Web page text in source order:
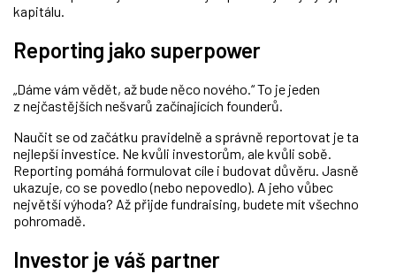
kapitálu.
Reporting jako superpower
„Dáme vám vědět, až bude něco nového.“ To je jeden
z nejčastějších nešvarů začínajících founderů.
Naučit se od začátku pravidelně a správně reportovat je ta
nejlepší investice. Ne kvůli investorům, ale kvůli sobě.
Reporting pomáhá formulovat cíle i budovat důvěru. Jasně
ukazuje, co se povedlo (nebo nepovedlo). A jeho vůbec
největší výhoda? Až přijde fundraising, budete mít všechno
pohromadě.
Investor je váš partner